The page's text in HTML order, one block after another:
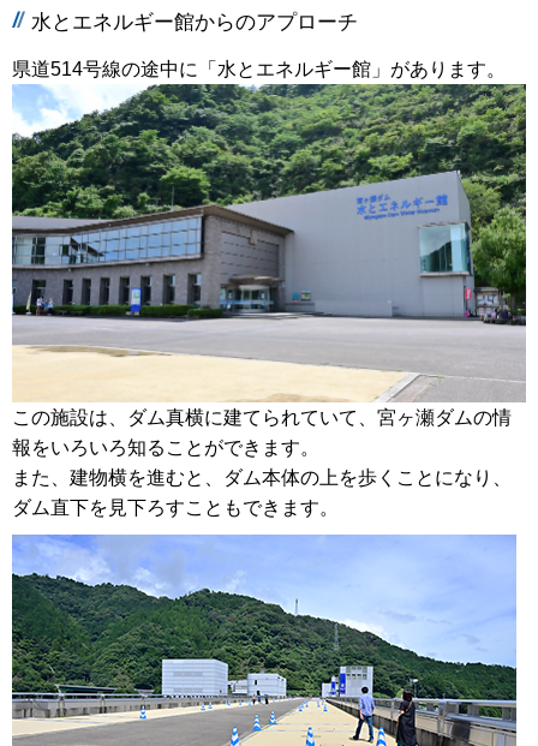
水とエネルギー館からのアプローチ
県道514号線の途中に「水とエネルギー館」があります。
この施設は、ダム真横に建てられていて、宮ヶ瀬ダムの情
報をいろいろ知ることができます。
また、建物横を進むと、ダム本体の上を歩くことになり、
ダム直下を見下ろすこともできます。